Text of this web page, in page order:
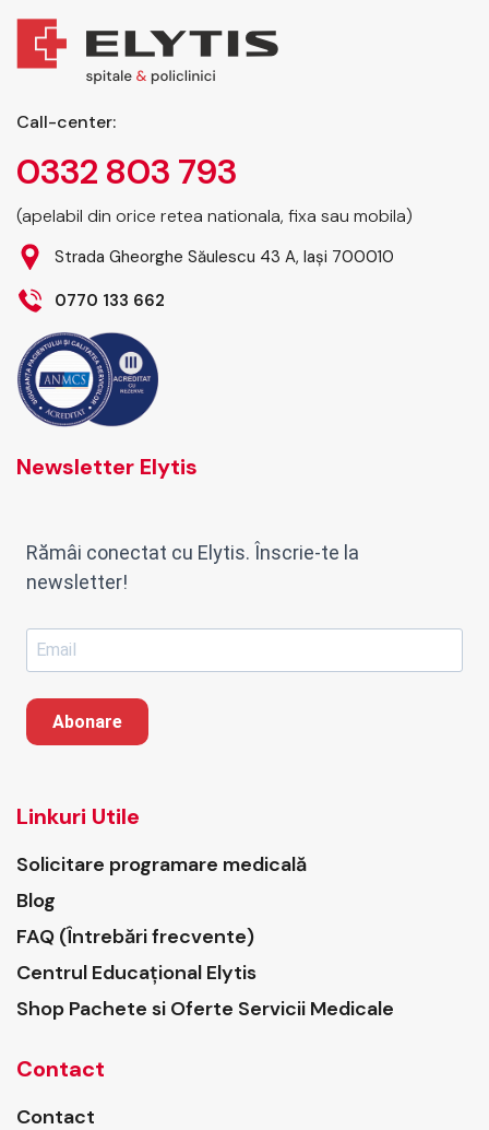
Call-center:
0332 803 793
(apelabil din orice retea nationala, fixa sau mobila)
Strada Gheorghe Săulescu 43 A, Iași 700010
0770 133 662
Newsletter Elytis
Rămâi conectat cu Elytis. Înscrie-te la
newsletter!
Abonare
Linkuri Utile
Solicitare programare medicală
Blog
FAQ (Întrebări frecvente)
Centrul Educațional Elytis
Shop Pachete si Oferte Servicii Medicale
Contact
Contact